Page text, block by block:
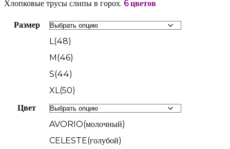
Хлопковые трусы слипы в горох. 6 цветов
Размер
L(48)
M(46)
S(44)
XL(50)
Цвет
AVORIO(молочный)
CELESTE(голубой)